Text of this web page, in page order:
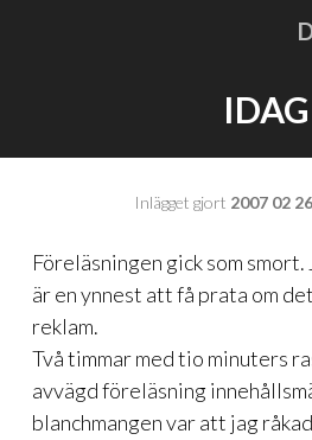
IDAG
Inlägget gjort 2007 02 26
Föreläsningen gick som
är en ynnest att få prata om
reklam.
Två timmar med tio minuters
avvägd föreläsning
blanchmangen var att jag